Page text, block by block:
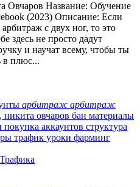
Овчаров Название: Обучение
(2023) Описание: Если
с двух ног, то это
здесь не просто дадут
и научат всему, чтобы ты
в плюс...
арбитраж арбитраж
никита овчаров бан материалы
покупка аккаунтов структура
трафик уроки фарминг